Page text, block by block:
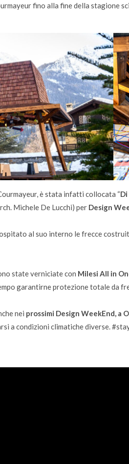
fino alla fine della stagione
è stata infatti collocata “Di
Michele De Lucchi) per Design
al suo interno le frecce
state verniciate con Milesi All in
garantirne protezione totale da
nei prossimi Design WeekEnd, a
a condizioni climatiche diverse.